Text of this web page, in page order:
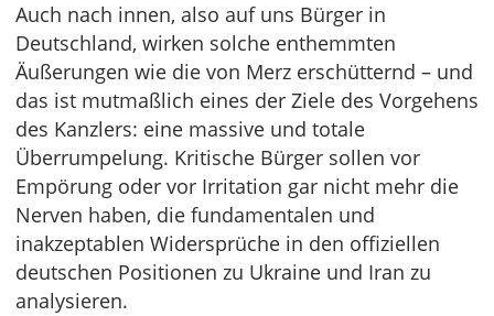
Auch nach innen, also auf uns Bürger in
Deutschland, wirken solche enthemmten
Äußerungen wie die von Merz erschütternd – und
das ist mutmaßlich eines der Ziele des Vorgehens
des Kanzlers: eine massive und totale
Überrumpelung. Kritische Bürger sollen vor
Empörung oder vor Irritation gar nicht mehr die
Nerven haben, die fundamentalen und
inakzeptablen Widersprüche in den offiziellen
deutschen Positionen zu Ukraine und Iran zu
analysieren.